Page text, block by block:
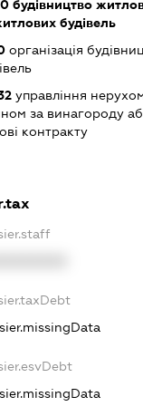
будівництво
будівель
організація
управління
за винагороду
контракту